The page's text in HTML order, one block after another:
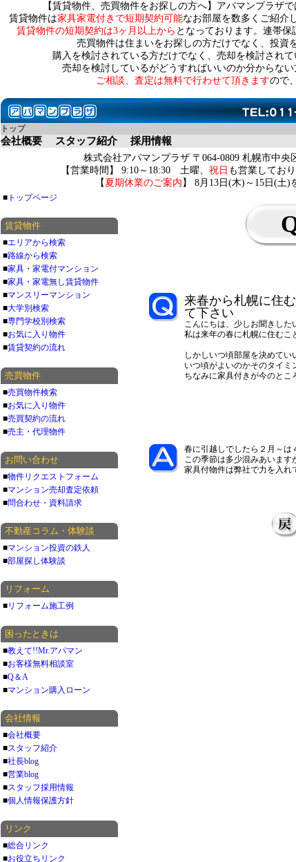
【賃貸物件、売買物件をお探しの方へ】アパマンプラザ
賃貸物件は家具家電付きで短期契約可能なお部屋を数多くご紹介
賃貸物件の短期契約は3ヶ月以上から となっております。連帯保
売買物件は住まいをお探しの方だけでなく、投資
購入を検討されている方だけでなく、売却を検討され
売却を検討しているがどうすればいいのか分からな
ご相談、査定は無料で行わせて頂きますので
トップ
会社概要 スタッフ紹介 採用情報
株式会社アパマンプラザ 〒064-0809 札幌市中央
【営業時間】 9:10～18:30 土曜、 祝日 も営業しており
【 夏期休業のご案内 】 8月13日(木)～15日(土)
来春から札幌に住
て下さい
こんにちは、少しお聞きし
私は来年の春に札幌に住むこ
しかしいつ頃部屋を決めてい
いつ頃がよいのかそのタイミ
ちなみに家具付きが今のとこ
春に引越しでしたら２月～は
この季節は多少混みあいます
家具付物件は弊社で力を入れ
■ トップページ
賃貸物件
■エリアから検索
■路線から検索
■家具・家電付マンション
■家具・家電無し賃貸物件
■マンスリーマンション
■大学別検索
■専門学校別検索
■お気に入り物件
■賃貸契約の流れ
売買物件
■売買物件検索
■お気に入り物件
■売買契約の流れ
■売主・代理物件
お問い合わせ
■物件リクエストフォーム
■マンション売却査定依頼
■問合わせ・資料請求
不動産コラム・体験談
■マンション投資の鉄人
■部屋探し体験談
リフォーム
■リフォーム施工例
困ったときは
■教えて!!Mr.アパマン
■お客様無料相談室
■Q＆A
■マンション購入ローン
会社情報
■会社概要
■スタッフ紹介
■社長blog
■営業blog
■スタッフ採用情報
■個人情報保護方針
リンク
■総合リンク
■お役立ちリンク